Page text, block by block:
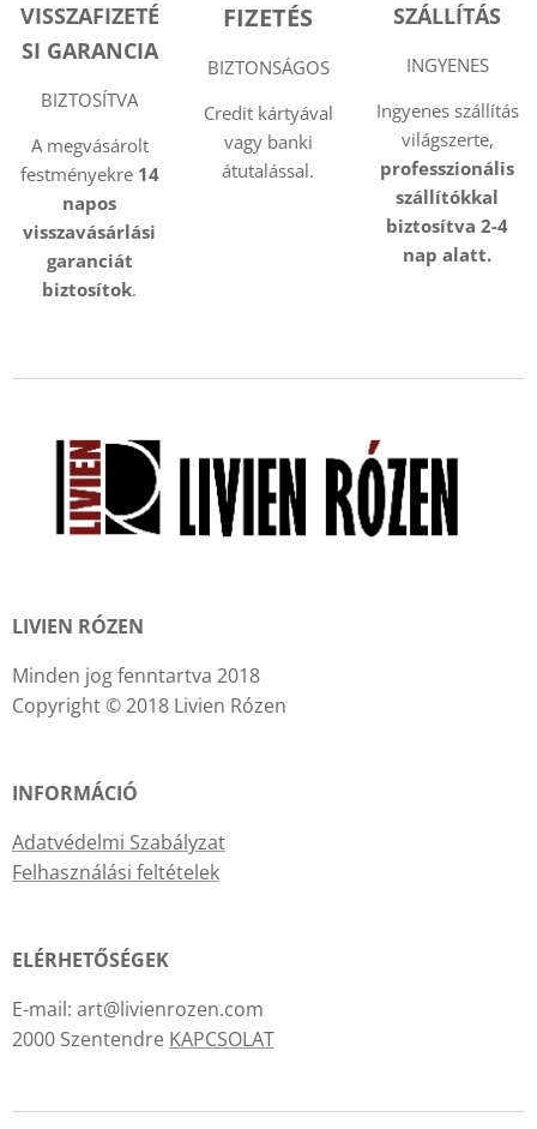
VISSZAFIZETÉ
SI GARANCIA
BIZTOSÍTVA
A megvásárolt
festményekre 14
napos
visszavásárlási
garanciát
biztosítok.
FIZETÉS
BIZTONSÁGOS
Credit kártyával
vagy banki
átutalással.
SZÁLLÍTÁS
INGYENES
Ingyenes szállítás
világszerte,
professzionális
szállítókkal
biztosítva 2-4
nap alatt.
LIVIEN RÓZEN
Minden jog fenntartva 2018
Copyright © 2018 Livien Rózen
INFORMÁCIÓ
Adatvédelmi Szabályzat
Felhasználási feltételek
ELÉRHETŐSÉGEK
E-mail: art@livienrozen.com
2000 Szentendre KAPCSOLAT